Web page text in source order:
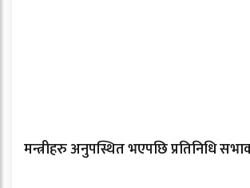
मन्त्रीहरु अनुपस्थित भएपछि प्रतिनिधि